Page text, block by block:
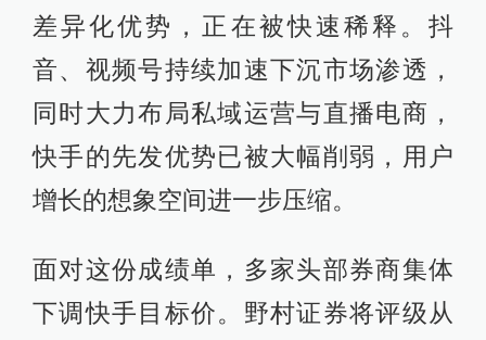
差异化优势，正在被快速稀释。抖
音、视频号持续加速下沉市场渗透，
同时大力布局私域运营与直播电商，
快手的先发优势已被大幅削弱，用户
增长的想象空间进一步压缩。
面对这份成绩单，多家头部券商集体
下调快手目标价。野村证券将评级从